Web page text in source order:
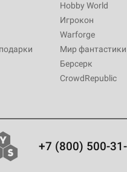
Hobby World
Игрокон
Warforge
Мир фантастики
Берсерк
CrowdRepublic
+7 (800) 500-